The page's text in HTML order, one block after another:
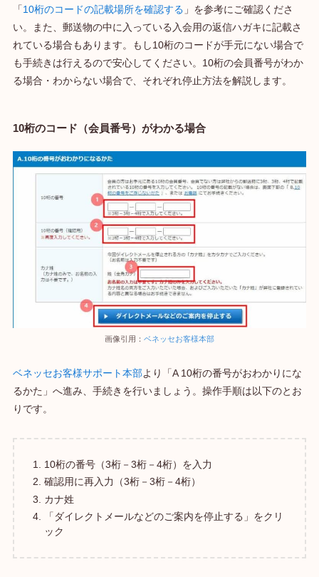
「10桁のコードの記載場所を確認する 」を参考にご確認くださ
い。また、郵送物の中に入っている入会用の返信ハガキに記載さ
れている場合もあります。もし10桁のコードが手元にない場合で
も手続きは行えるので安心してください。10桁の会員番号がわか
る場合・わからない場合で、それぞれ停止方法を解説します。
10桁のコード（会員番号）がわかる場合
画像引用： ベネッセお客様本部
ベネッセお客様サポート本部より「A 10桁の番号がおわかりにな
るかた」へ進み、手続きを行いましょう。操作手順は以下のとお
りです。
10桁の番号（3桁－3桁－4桁）を入力
確認用に再入力（3桁－3桁－4桁）
カナ姓
「ダイレクトメールなどのご案内を停止する」をクリ
ック